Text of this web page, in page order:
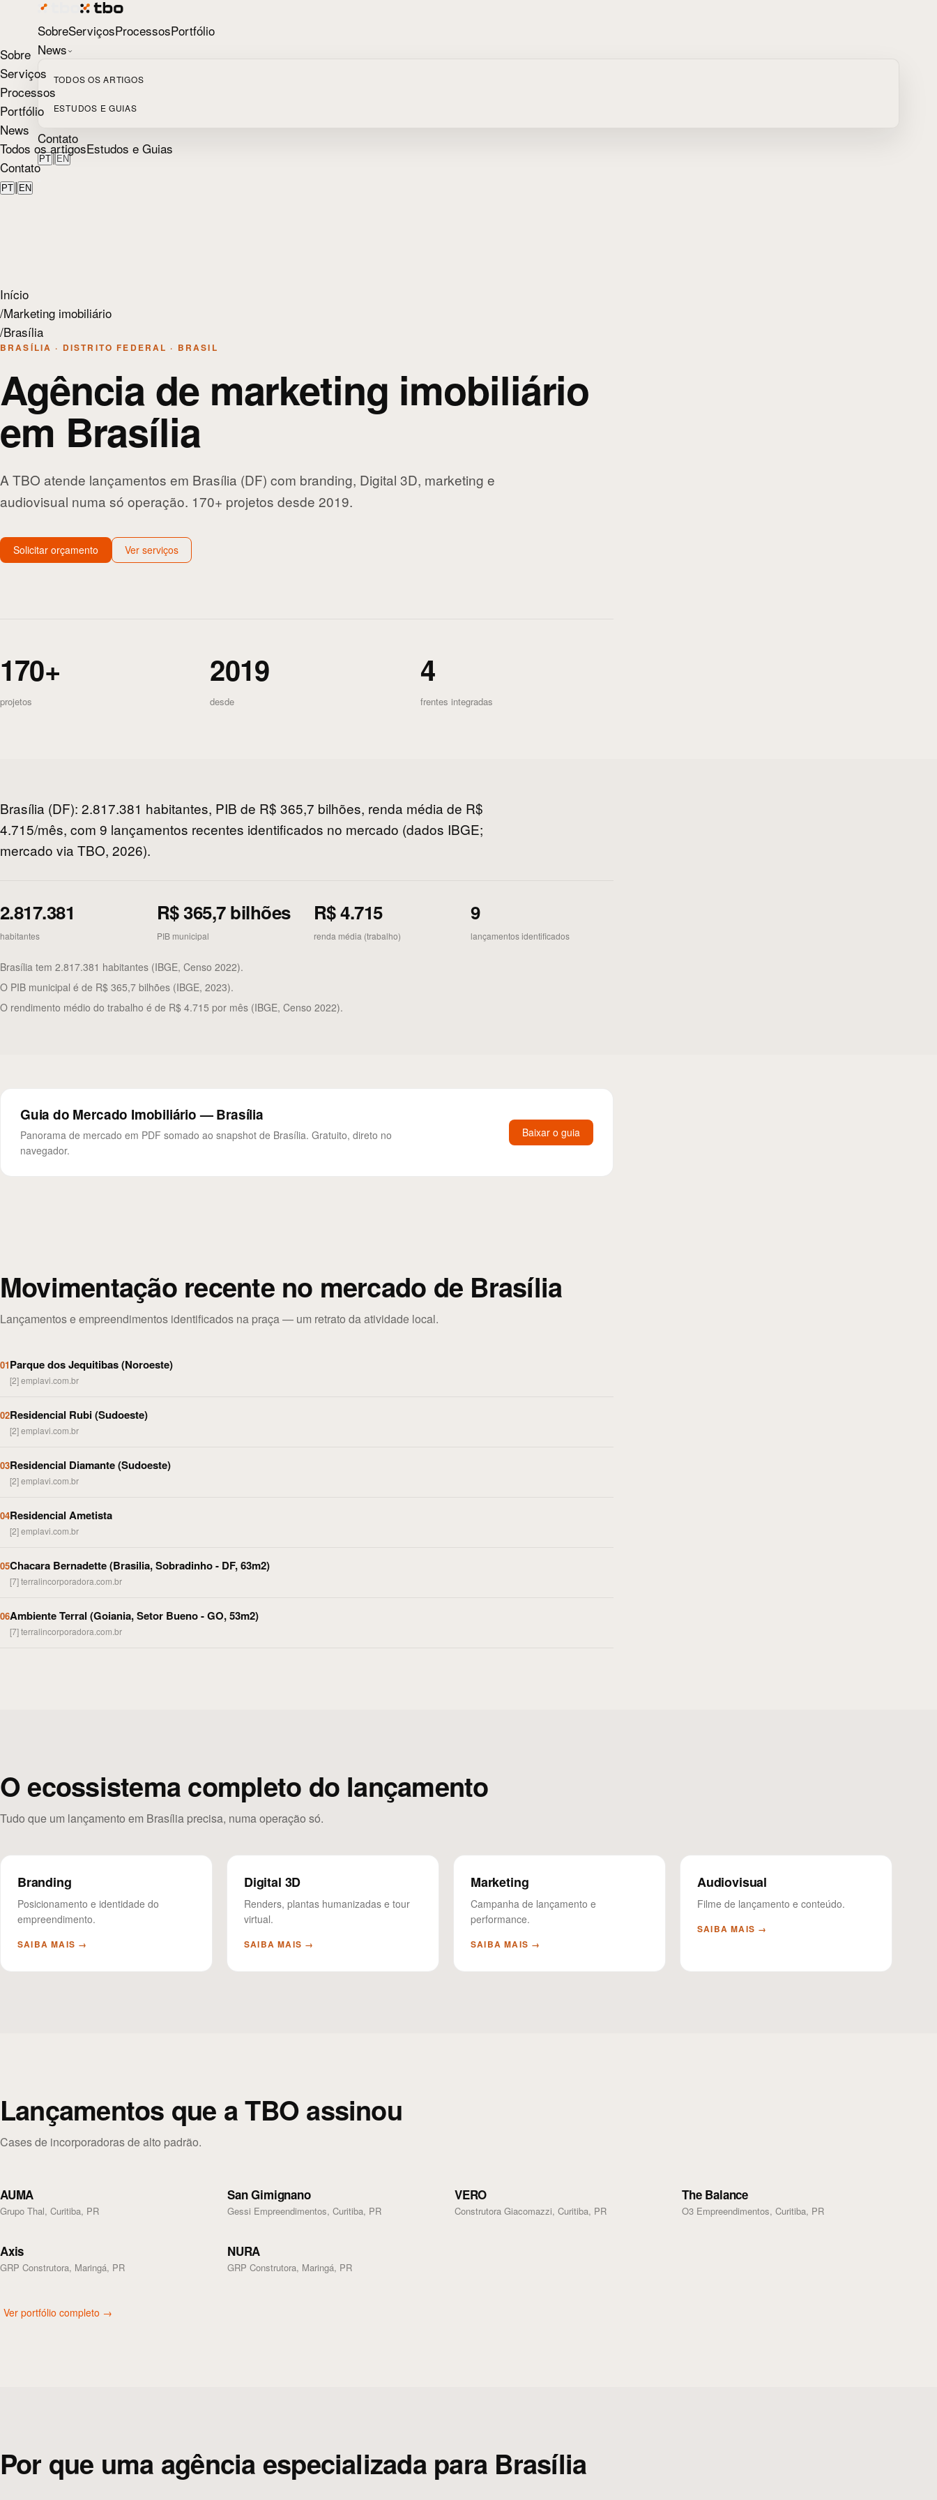
SobreServiçosProcessosPortfólio
News
TODOS OS ARTIGOS
ESTUDOS E GUIAS
Contato
PT| EN
Sobre
Serviços
Processos
Portfólio
News
Todos os artigosEstudos e Guias
Contato
PT | EN
Início
/Marketing imobiliário
/Brasília
BRASÍLIA · DISTRITO FEDERAL · BRASIL
Agência de marketing imobiliário
em Brasília
A TBO atende lançamentos em Brasília (DF) com branding, Digital 3D, marketing e
audiovisual numa só operação. 170+ projetos desde 2019.
Solicitar orçamento Ver serviços
170+
projetos
2019
desde
4
frentes integradas
Brasília (DF): 2.817.381 habitantes, PIB de R$ 365,7 bilhões, renda média de R$
4.715/mês, com 9 lançamentos recentes identificados no mercado (dados IBGE;
mercado via TBO, 2026).
2.817.381
habitantes
R$ 365,7 bilhões
PIB municipal
R$ 4.715
renda média (trabalho)
9
lançamentos identificados
Brasília tem 2.817.381 habitantes (IBGE, Censo 2022).
O PIB municipal é de R$ 365,7 bilhões (IBGE, 2023).
O rendimento médio do trabalho é de R$ 4.715 por mês (IBGE, Censo 2022).
Guia do Mercado Imobiliário — Brasília
Panorama de mercado em PDF somado ao snapshot de Brasília. Gratuito, direto no
navegador.
Baixar o guia
Movimentação recente no mercado de Brasília
Lançamentos e empreendimentos identificados na praça — um retrato da atividade local.
01Parque dos Jequitibas (Noroeste)
[2] emplavi.com.br
02Residencial Rubi (Sudoeste)
[2] emplavi.com.br
03Residencial Diamante (Sudoeste)
[2] emplavi.com.br
04Residencial Ametista
[2] emplavi.com.br
05Chacara Bernadette (Brasilia, Sobradinho - DF, 63m2)
[7] terralincorporadora.com.br
06Ambiente Terral (Goiania, Setor Bueno - GO, 53m2)
[7] terralincorporadora.com.br
O ecossistema completo do lançamento
Tudo que um lançamento em Brasília precisa, numa operação só.
Branding
Posicionamento e identidade do
empreendimento.
SAIBA MAIS →
Digital 3D
Renders, plantas humanizadas e tour
virtual.
SAIBA MAIS →
Marketing
Campanha de lançamento e
performance.
SAIBA MAIS →
Audiovisual
Filme de lançamento e conteúdo.
SAIBA MAIS →
Lançamentos que a TBO assinou
Cases de incorporadoras de alto padrão.
AUMA
Grupo Thal, Curitiba, PR
San Gimignano
Gessi Empreendimentos, Curitiba, PR
VERO
Construtora Giacomazzi, Curitiba, PR
The Balance
O3 Empreendimentos, Curitiba, PR
Axis
GRP Construtora, Maringá, PR
NURA
GRP Construtora, Maringá, PR
Ver portfólio completo →
Por que uma agência especializada para Brasília